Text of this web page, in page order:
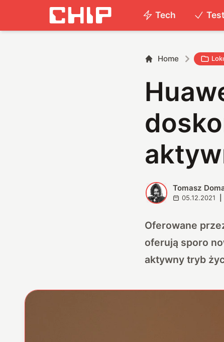
Tech
Home
T Tomasz
05.12.2021
Oferowane
oferują sporo
aktywny tryb